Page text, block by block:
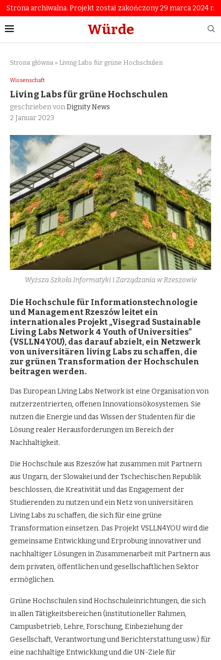
Strona archiwalna. Projekt został zakończony 29 marca 2024 r.
Würde
Strona główna » Living Labs für grüne Hochschulen
Wissenschaft
Living Labs für grüne Hochschulen
geschrieben vonDignity News
2 Januar 2023
Wyższa Szkoła Informatyki i Zarządzania w Rzeszowie
Die Hochschule für Informationstechnologie
und Management Rzeszów leitet ein
internationales Projekt „Visegrad Sustainable
Living Labs Network 4 Youth of Universities”
(VSLLN4YOU), das darauf abzielt, ein Netzwerk
von universitären living Labs zu schaffen, die
zur grünen Transformation der Hochschulen
beitragen werden.
Das European Living Labs Network ist eine Organisation von
nutzerzentrierten, offenen Innovationsökosystemen. Sie
nutzen die Energie und das Wissen der Studenten für die
Lösung realer Herausforderungen im Bereich der
Nachhaltigkeit.
Die Hochschule aus Rzeszów hat zusammen mit Partnern
aus Ungarn, der Slowakei und der Tschechischen Republik
beschlossen, die Kreativität und das Engagement der
Studierenden zu nutzen und ein Netz von universitären
Living Labs zu schaffen, die sich für eine grüne
Transformation einsetzen. Das Projekt VSLLN4YOU wird die
gemeinsame Entwicklung und Erprobung innovativer und
nachhaltiger Lösungen in Zusammenarbeit mit Partnern aus
dem privaten, öffentlichen und gesellschaftlichen Sektor
ermöglichen.
Grüne Hochschulen sind Hochschuleinrichtungen, die sich
in allen Tätigkeitsbereichen (institutioneller Rahmen,
Campusbetrieb, Lehre, Forschung, Einbeziehung der
Gesellschaft, Verantwortung und Berichterstattung usw.) für
eine nachhaltige Entwicklung und die UN-Ziele für